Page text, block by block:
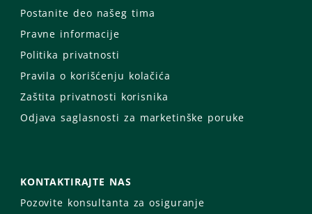
Postanite deo našeg tima
Pravne informacije
Politika privatnosti
Pravila o korišćenju kolačića
Zaštita privatnosti korisnika
Odjava saglasnosti za marketinške poruke
KONTAKTIRAJTE NAS
Pozovite konsultanta za osiguranje